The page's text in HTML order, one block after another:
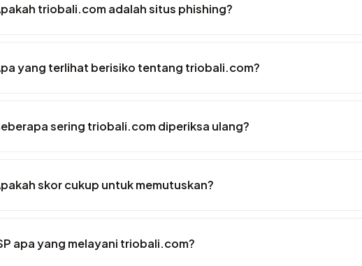
triobali.com adalah situs phishing?
yang terlihat berisiko tentang triobali.com?
sering triobali.com diperiksa ulang?
skor cukup untuk memutuskan?
apa yang melayani triobali.com?